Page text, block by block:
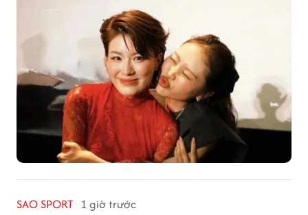
SAO SPORT 1 giờ trước